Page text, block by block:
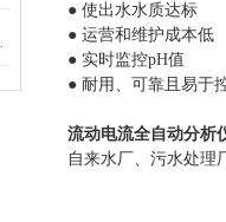
● 使出水水质达标
● 运营和维护成本低
● 实时监控pH值
● 耐用、可靠且易于
流动电流全自动分析
自来水厂、 污水处理